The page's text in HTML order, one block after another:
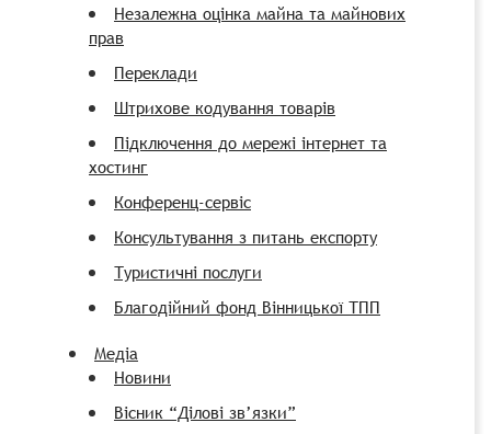
Незалежна оцінка майна та майнових
прав
Переклади
Штрихове кодування товарів
Підключення до мережі інтернет та
хостинг
Конференц-сервіс
Консультування з питань експорту
Туристичні послуги
Благодійний фонд Вінницької ТПП
Медіа
Новини
Вісник “Ділові зв’язки”